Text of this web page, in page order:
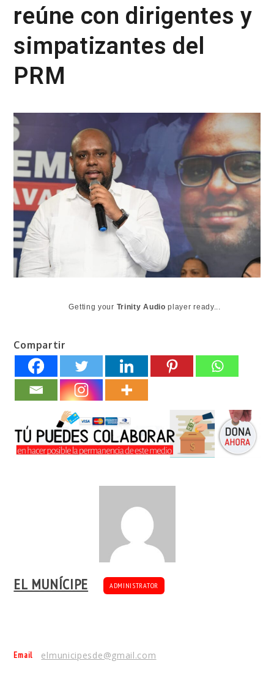
reúne con dirigentes y
simpatizantes del
PRM
Getting your Trinity Audio player ready...
Compartir
EL MUNÍCIPE ADMINISTRATOR
Email elmunicipesde@gmail.com